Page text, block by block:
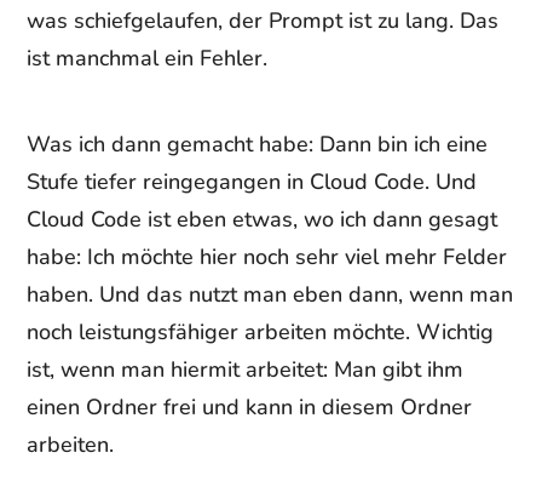
was schiefgelaufen, der Prompt ist zu lang. Das
ist manchmal ein Fehler.
Was ich dann gemacht habe: Dann bin ich eine
Stufe tiefer reingegangen in Cloud Code. Und
Cloud Code ist eben etwas, wo ich dann gesagt
habe: Ich möchte hier noch sehr viel mehr Felder
haben. Und das nutzt man eben dann, wenn man
noch leistungsfähiger arbeiten möchte. Wichtig
ist, wenn man hiermit arbeitet: Man gibt ihm
einen Ordner frei und kann in diesem Ordner
arbeiten.